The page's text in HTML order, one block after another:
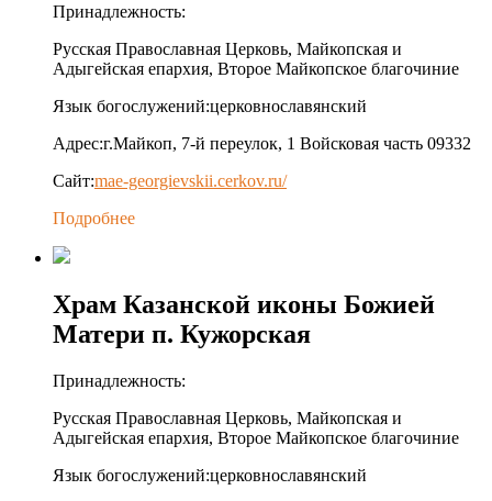
Принадлежность:
Русская Православная Церковь, Майкопская и
Адыгейская епархия, Второе Майкопское благочиние
Язык богослужений:церковнославянский
Адрес:г.Майкоп, 7-й переулок, 1 Войсковая часть 09332
Сайт:mae-georgievskii.cerkov.ru/
Подробнее
Храм Казанской иконы Божией
Матери п. Кужорская
Принадлежность:
Русская Православная Церковь, Майкопская и
Адыгейская епархия, Второе Майкопское благочиние
Язык богослужений:церковнославянский